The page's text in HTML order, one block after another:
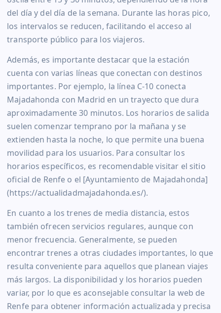
del día y del día de la semana. Durante las horas pico,
los intervalos se reducen, facilitando el acceso al
transporte público para los viajeros.
Además, es importante destacar que la estación
cuenta con varias líneas que conectan con destinos
importantes. Por ejemplo, la línea C-10 conecta
Majadahonda con Madrid en un trayecto que dura
aproximadamente 30 minutos. Los horarios de salida
suelen comenzar temprano por la mañana y se
extienden hasta la noche, lo que permite una buena
movilidad para los usuarios. Para consultar los
horarios específicos, es recomendable visitar el sitio
oficial de Renfe o el [Ayuntamiento de Majadahonda]
(https://actualidadmajadahonda.es/).
En cuanto a los trenes de media distancia, estos
también ofrecen servicios regulares, aunque con
menor frecuencia. Generalmente, se pueden
encontrar trenes a otras ciudades importantes, lo que
resulta conveniente para aquellos que planean viajes
más largos. La disponibilidad y los horarios pueden
variar, por lo que es aconsejable consultar la web de
Renfe para obtener información actualizada y precisa